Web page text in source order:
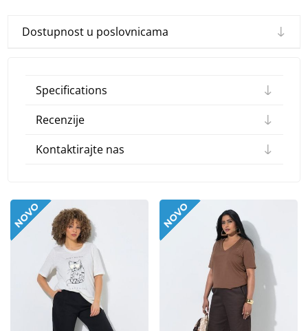
Dostupnost u poslovnicama
Specifications
Recenzije
Kontaktirajte nas